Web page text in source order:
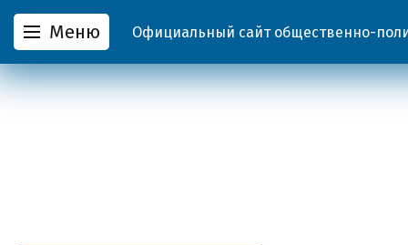
Меню Официальный сайт общественно-